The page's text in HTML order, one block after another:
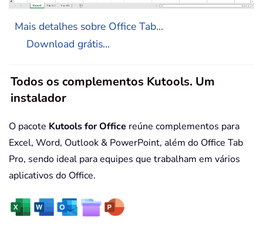
Mais detalhes sobre Office Tab...
Download grátis...
Todos os complementos Kutools. Um
instalador
O pacote Kutools for Office reúne complementos para
Excel, Word, Outlook & PowerPoint, além do Office Tab
Pro, sendo ideal para equipes que trabalham em vários
aplicativos do Office.